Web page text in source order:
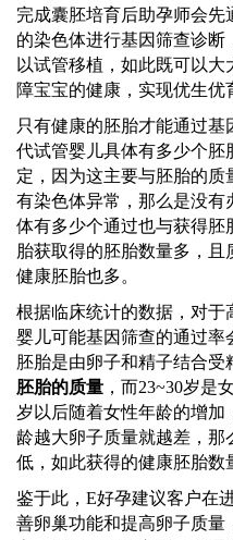
完成囊胚培育后助孕师会先
的染色体进行基因筛查诊断
以试管移植，如此既可以
障宝宝的健康，实现优生优
只有健康的胚胎才能通过基
代试管婴儿具体有多少个
定，因为这主要与胚胎的
有染色体异常，那么是没
体有多少个通过也与获得
胎获取得的胚胎数量多，
健康胚胎也多。
根据临床统计的数据，对于
婴儿可能基因筛查的通过率
胚胎是由卵子和精子结合
胚胎的质量 ，而23~30岁是
岁以后随着女性年龄的增
龄越大卵子质量就越差，那
低，如此获得的健康胚胎数
鉴于此， E好孕建议客户在
善卵巢功能和提高卵子质量